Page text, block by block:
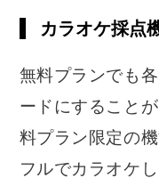
カラオケ採点
無料プランでも
ードにすること
料プラン限定の機
フルでカラオケ